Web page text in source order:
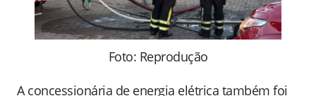
Foto: Reprodução
A concessionária de energia elétrica também foi